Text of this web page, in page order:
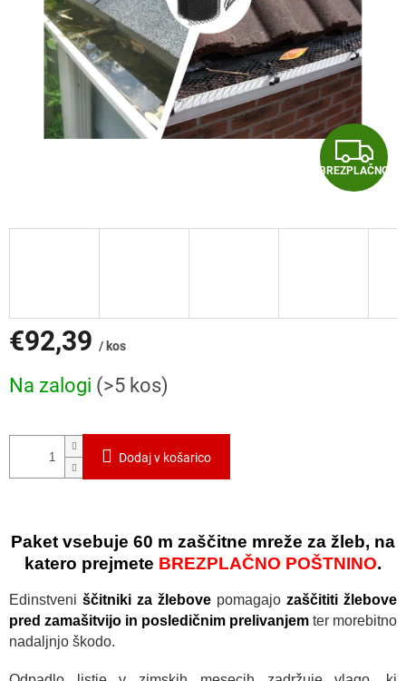
B
R
E
BREZPLAČNO
€92,39 / kos
mere:
Na zalogi (>5 kos)
Dodaj v košarico
Paket vsebuje 60 m zaščitne mreže za žleb, na
katero prejmete BREZPLAČNO POŠTNINO.
Edinstveni ščitniki za žlebove pomagajo zaščititi žlebove
pred zamašitvijo in posledičnim prelivanjem ter morebitno
nadaljnjo škodo.